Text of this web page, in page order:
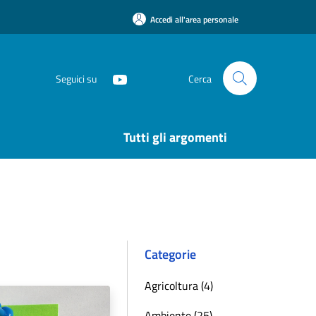
Accedi all'area personale
Seguici su Cerca
Tutti gli argomenti
Categorie
Agricoltura (4)